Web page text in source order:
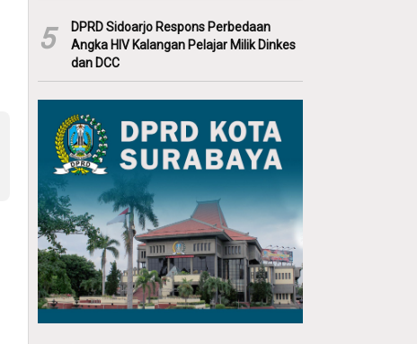
5
DPRD Sidoarjo Respons Perbedaan
Angka HIV Kalangan Pelajar Milik Dinkes
dan DCC